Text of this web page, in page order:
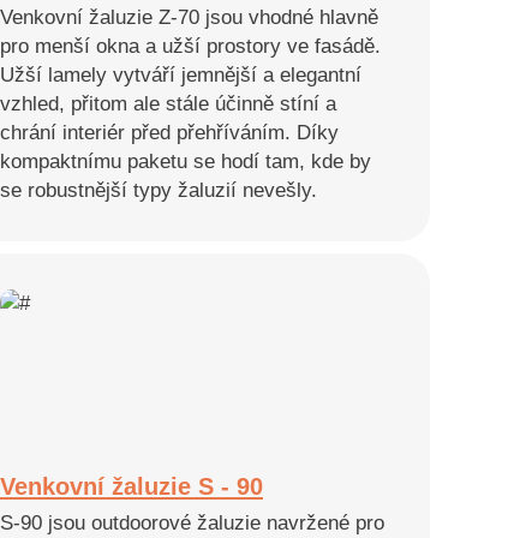
Venkovní žaluzie Z-70 jsou vhodné hlavně
pro menší okna a užší prostory ve fasádě.
Užší lamely vytváří jemnější a elegantní
vzhled, přitom ale stále účinně stíní a
chrání interiér před přehříváním. Díky
kompaktnímu paketu se hodí tam, kde by
se robustnější typy žaluzií nevešly.
Venkovní žaluzie S - 90
S-90 jsou outdoorové žaluzie navržené pro